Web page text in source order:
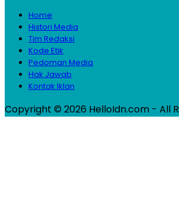
Home
Histori Media
Tim Redaksi
Kode Etik
Pedoman Media
Hak Jawab
Kontak Iklan
Copyright © 2026 HelloIdn.com - All